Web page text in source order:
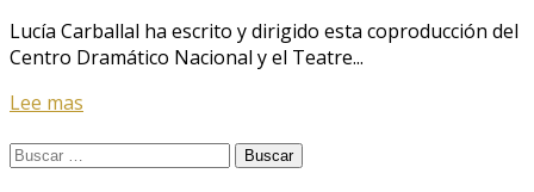
Lucía Carballal ha escrito y dirigido esta coproducción del
Centro Dramático Nacional y el Teatre...
Lee mas
Buscar: